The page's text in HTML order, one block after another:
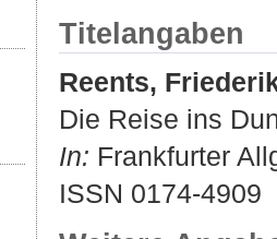
Titelangaben
Reents,
Die Reise ins
In: Frankfurter
ISSN 0174-4909